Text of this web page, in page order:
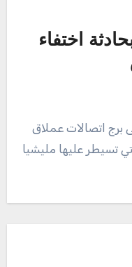
اختفاء
تسيطر عليها مليشيا